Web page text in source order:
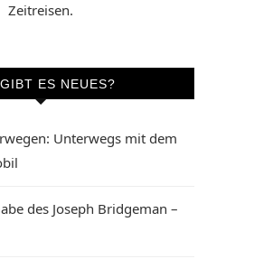
Zeitreisen.
ES NEUES?
Unterwegs mit dem
des Joseph Bridgeman –